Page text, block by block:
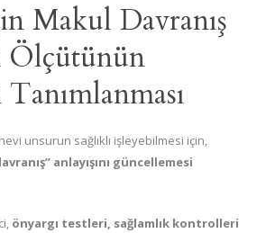
Makul Davranış
Ölçütünün
unsurun sağlıklı işleyebilmesi için,
anlayışını güncellemesi
önyargı testleri, sağlamlık kontrolleri